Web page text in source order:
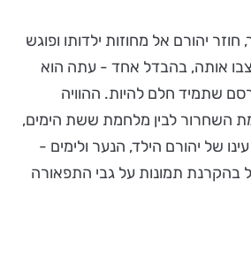
חוזר יהורם אל מחוזות ילדותו ופוגש
אותה, בהבדל אחד - עתה הוא
שתמיד חלם להיות. ההוויה
השחרור לבין מלחמת ששת הימים,
של יהורם הילד, הנער ולימים -
בהקרנת תמונות על גבי התפאורה